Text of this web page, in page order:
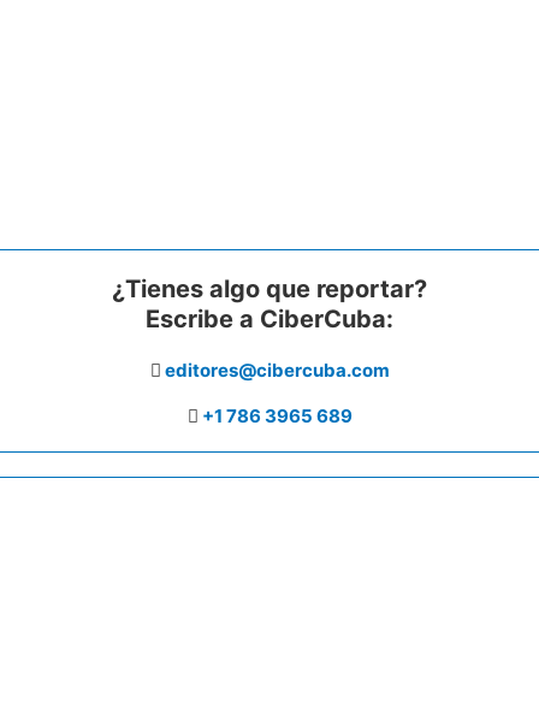
¿Tienes algo que reportar?
Escribe a CiberCuba:
editores@cibercuba.com
+1 786 3965 689